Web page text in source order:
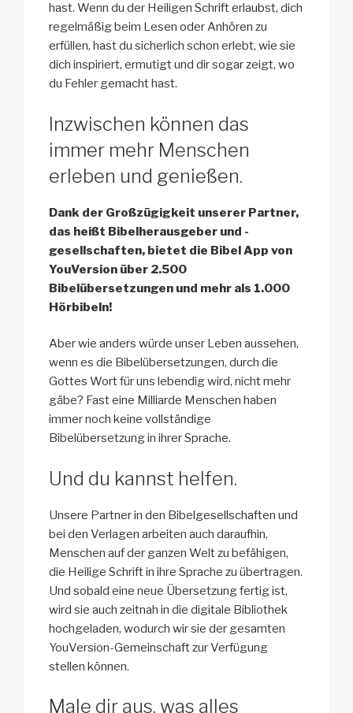
hast. Wenn du der Heiligen Schrift erlaubst, dich
regelmäßig beim Lesen oder Anhören zu
erfüllen, hast du sicherlich schon erlebt, wie sie
dich inspiriert, ermutigt und dir sogar zeigt, wo
du Fehler gemacht hast.
Inzwischen können das
immer mehr Menschen
erleben und genießen.
Dank der Großzügigkeit unserer Partner,
das heißt Bibelherausgeber und -
gesellschaften, bietet die Bibel App von
YouVersion über 2.500
Bibelübersetzungen und mehr als 1.000
Hörbibeln!
Aber wie anders würde unser Leben aussehen,
wenn es die Bibelübersetzungen, durch die
Gottes Wort für uns lebendig wird, nicht mehr
gäbe? Fast eine Milliarde Menschen haben
immer noch keine vollständige
Bibelübersetzung in ihrer Sprache.
Und du kannst helfen.
Unsere Partner in den Bibelgesellschaften und
bei den Verlagen arbeiten auch daraufhin,
Menschen auf der ganzen Welt zu befähigen,
die Heilige Schrift in ihre Sprache zu übertragen.
Und sobald eine neue Übersetzung fertig ist,
wird sie auch zeitnah in die digitale Bibliothek
hochgeladen, wodurch wir sie der gesamten
YouVersion-Gemeinschaft zur Verfügung
stellen können.
Male dir aus, was alles